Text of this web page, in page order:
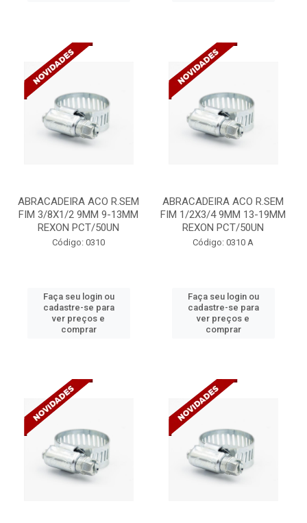
ABRACADEIRA ACO R.SEM
FIM 3/8X1/2 9MM 9-13MM
REXON PCT/50UN
Código: 0310
Faça seu login ou
cadastre-se para
ver preços e
comprar
ABRACADEIRA ACO R.SEM
FIM 1/2X3/4 9MM 13-19MM
REXON PCT/50UN
Código: 0310 A
Faça seu login ou
cadastre-se para
ver preços e
comprar